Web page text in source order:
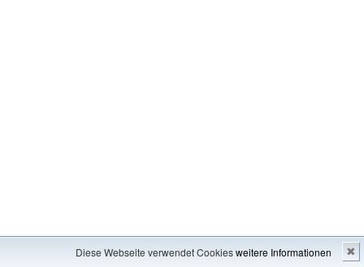
Diese Webseite verwendet Cookiesweitere Informationen ✖
Impressum---Inhaltsverzeichnis